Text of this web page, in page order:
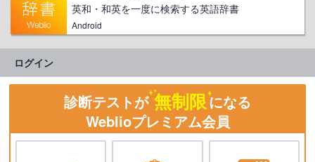
英和・和英を一度に検索する英語辞書
Android
ログイン
診断テストが 無制限になる
Weblioプレミアム会員